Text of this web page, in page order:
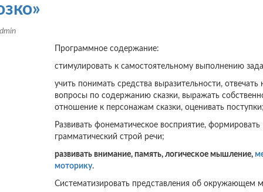
Программное содержание:
стимулировать к самостоятельному выполнению
учить понимать средства выразительности, отвечать
вопросы по содержанию сказки, выражать
отношение к персонажам сказки, оценивать
Развивать фонематическое восприятие, формировать
грамматический строй речи;
развивать внимание, память, логическое мышление,
моторику.
Систематизировать представления об окружающем